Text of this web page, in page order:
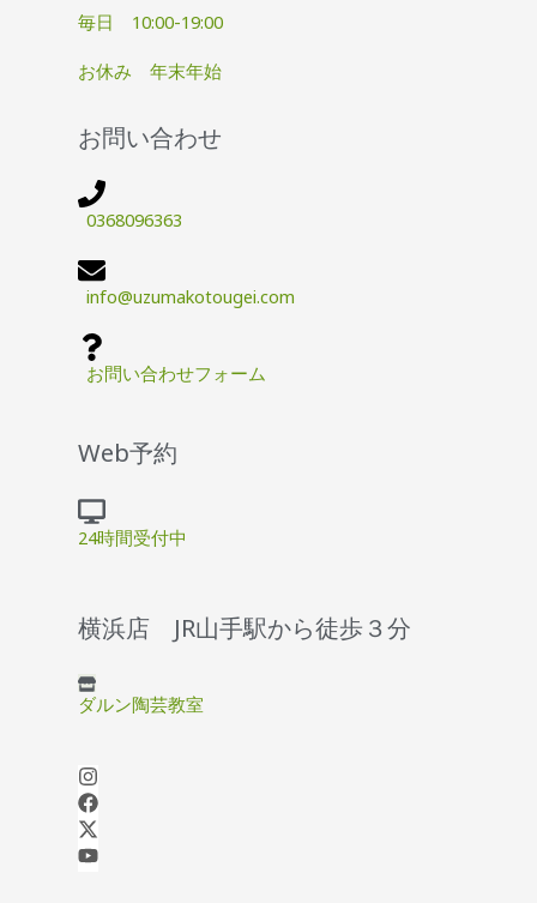
毎日 10:00-19:00
お休み 年末年始
お問い合わせ
0368096363
info@uzumakotougei.com
お問い合わせフォーム
Web予約
24時間受付中
横浜店 JR山手駅から徒歩３分
ダルン陶芸教室